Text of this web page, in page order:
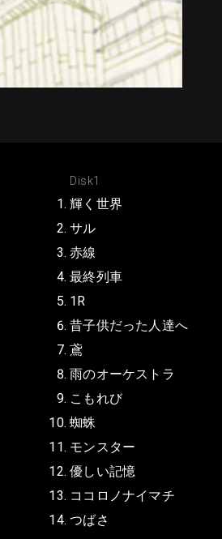
Disk1
輝く世界
サル
赤線
最終列車
1R
昔子供だった人達へ
鳶
雨のオーケストラ
こもれび
蜘蛛
モンスター
優しい記憶
ココロノナイマチ
つばさ